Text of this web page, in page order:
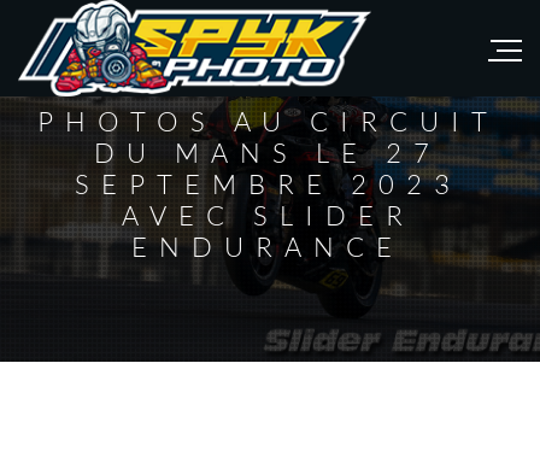
PHOTOS AU CIRCUIT
DU MANS LE 27
SEPTEMBRE 2023
AVEC SLIDER
ENDURANCE